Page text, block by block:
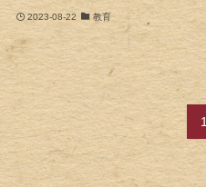
2023-08-22 教育
1